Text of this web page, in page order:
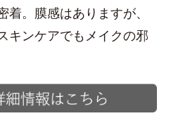
。膜感はありますが、
キンケアでもメイクの邪